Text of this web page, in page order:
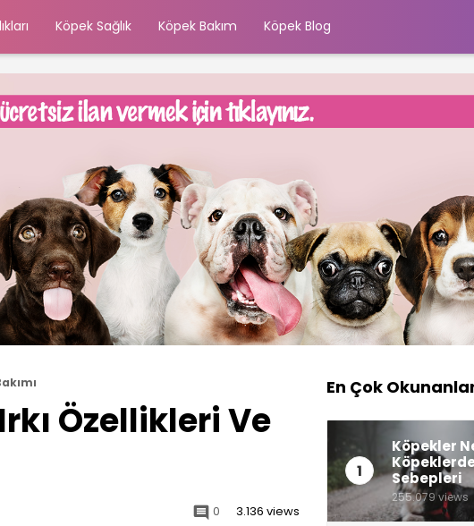
Köpek Sağlık Köpek Bakım Köpek Blog
Özellikleri Ve
 0 3.136 views
En Çok
1
Köpekler
Sebepleri
255.079 views